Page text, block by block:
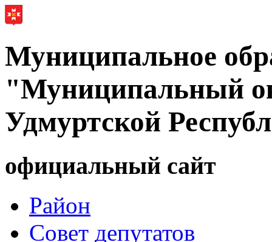
Муниципальное
"Муниципальный
Удмуртской
официальный сайт
Район
Совет депутатов